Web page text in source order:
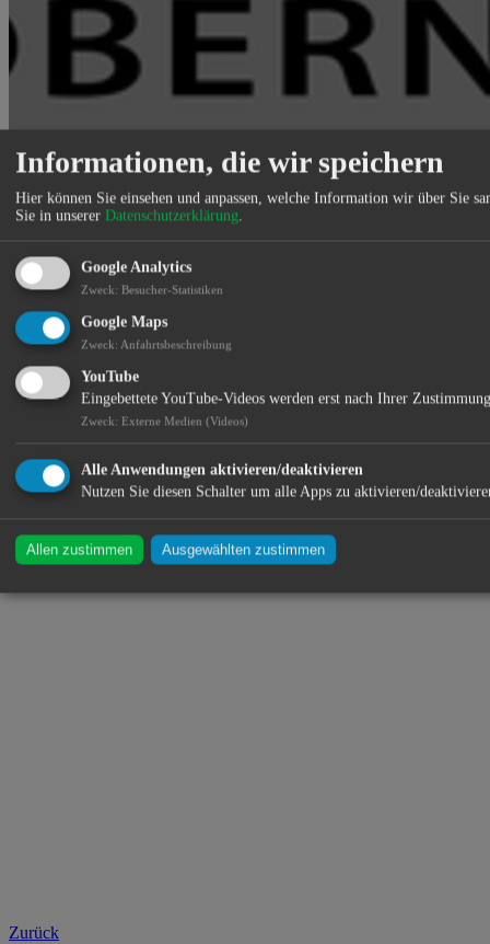
Netzwerktechnik, Aufzüge, Wartung, Modernisierung, Umbau,
Neuanlagen. Elektrik, SAT, TV, Telefon, Wartung, Modernisierung,
Umbau, Neuanlagen.
Standort:
Zurück
Informationen, die wir speichern
Hier können Sie einsehen und anpassen, welche Information wir über Sie
Sie in unserer Datenschutzerklärung.
Google Analytics
Zweck: Besucher-Statistiken
Google Maps
Zweck: Anfahrtsbeschreibung
YouTube
Eingebettete YouTube-Videos werden erst nach Ihrer
Zweck: Externe Medien (Videos)
Alle Anwendungen aktivieren/deaktivieren
Nutzen Sie diesen Schalter um alle Apps zu aktivieren/
Allen zustimmen Ausgewählten zustimmen